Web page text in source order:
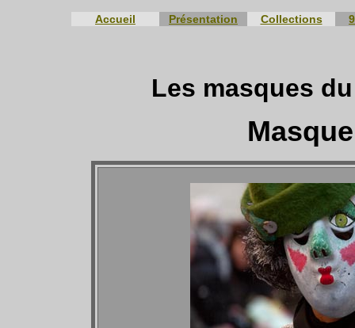
Accueil Présentation Collections
Les masques